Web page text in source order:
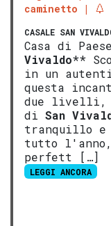
caminetto
CASALE SAN
Casa di
Vivaldo**
in un
questa
due livelli,
di San
tranquillo e
tutto
perfett […]
LEGGI ANCORA